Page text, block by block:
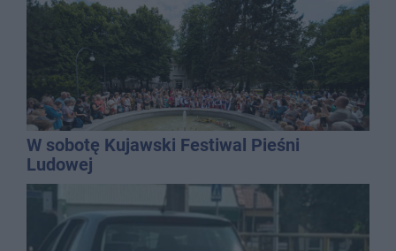
W sobotę Kujawski Festiwal Pieśni
Ludowej